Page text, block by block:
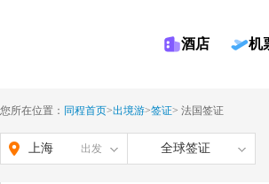
酒店 机
您所在位置： 同程首页>出境游>签证> 法国签证
上海 出发 全球签证